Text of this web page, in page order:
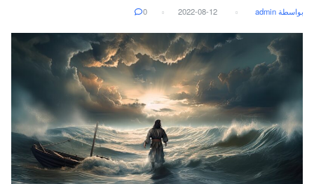
بواسطة admin 2022-08-12
0